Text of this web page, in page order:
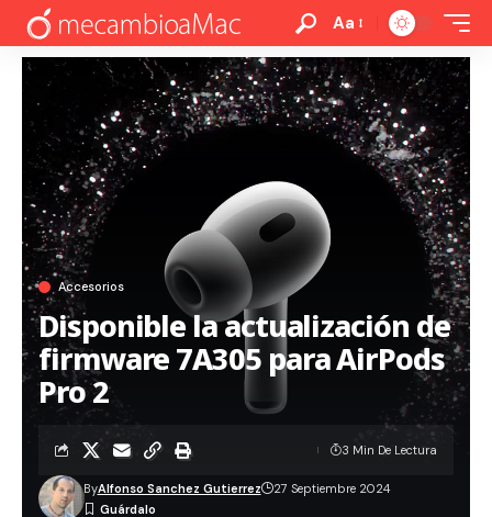
Aa
Accesorios
Disponible la actualización de
firmware 7A305 para AirPods
Pro 2
ByAlfonso Sanchez Gutierrez 27 Septiembre 2024
3 Min De Lectura